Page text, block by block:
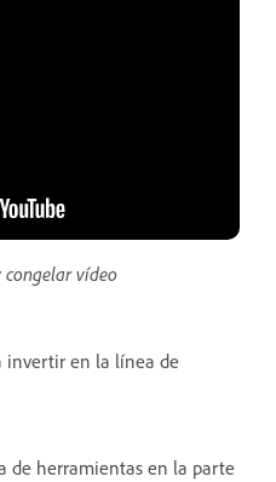
vídeo
invertir en la línea de
de herramientas en la parte